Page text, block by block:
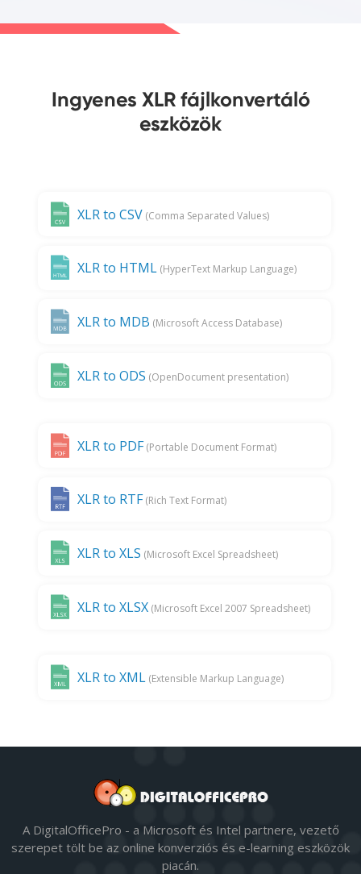
Ingyenes XLR fájlkonvertáló
eszközök
XLR to CSV (Comma Separated Values)
XLR to HTML (HyperText Markup Language)
XLR to MDB (Microsoft Access Database)
XLR to ODS (OpenDocument presentation)
XLR to PDF (Portable Document Format)
XLR to RTF (Rich Text Format)
XLR to XLS (Microsoft Excel Spreadsheet)
XLR to XLSX (Microsoft Excel 2007 Spreadsheet)
XLR to XML (Extensible Markup Language)
A DigitalOfficePro - a Microsoft és Intel partnere, vezető
szerepet tölt be az online konverziós és e-learning eszközök
piacán.